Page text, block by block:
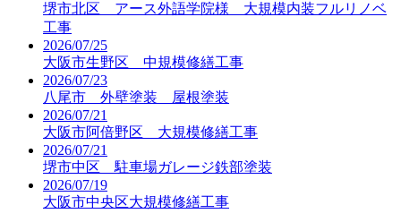
堺市北区 アース外語学院様 大規模内装フルリノベ
工事
2026/07/25
大阪市生野区 中規模修繕工事
2026/07/23
八尾市 外壁塗装 屋根塗装
2026/07/21
大阪市阿倍野区 大規模修繕工事
2026/07/21
堺市中区 駐車場ガレージ鉄部塗装
2026/07/19
大阪市中央区大規模修繕工事